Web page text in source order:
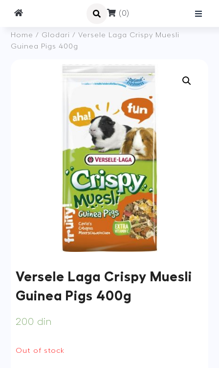
(0)
Home / Glodari / Versele Laga Crispy Muesli
Guinea Pigs 400g
Versele Laga Crispy Muesli
Guinea Pigs 400g
200 din
Out of stock